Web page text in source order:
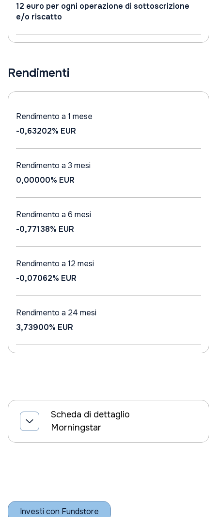
12 euro per ogni operazione di sottoscrizione
e/o riscatto
Rendimenti
Rendimento a 1 mese
-0,63202% EUR
Rendimento a 3 mesi
0,00000% EUR
Rendimento a 6 mesi
-0,77138% EUR
Rendimento a 12 mesi
-0,07062% EUR
Rendimento a 24 mesi
3,73900% EUR
Scheda di dettaglio
Morningstar
Investi con Fundstore